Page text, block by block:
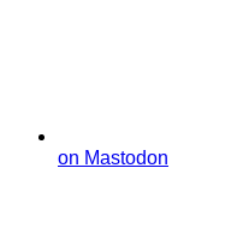
on Mastodon